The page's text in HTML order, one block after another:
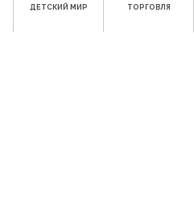
ДЕТСКИЙ МИР ТОРГОВЛЯ